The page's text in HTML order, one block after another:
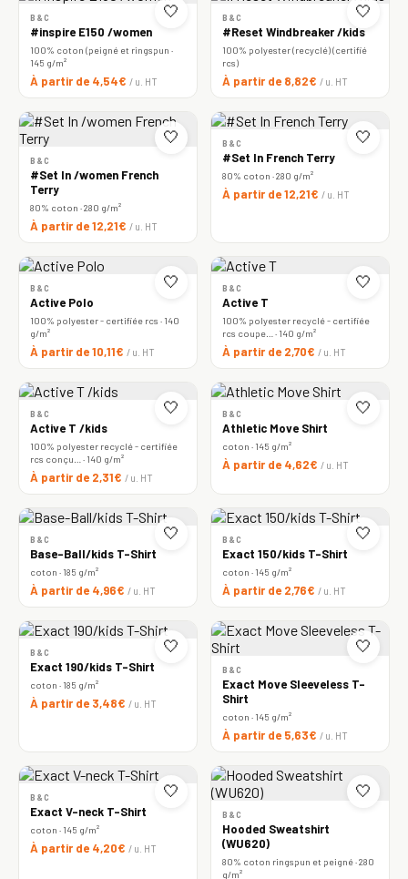
🤍
B&C
#inspire E150 /women
100% coton (peigné et ringspun ·
145 g/m²
À partir de 4,54€ / u. HT
🤍
B&C
#Reset Windbreaker /kids
100% polyester (recyclé) (certifié
rcs)
À partir de 8,82€ / u. HT
🤍
B&C
#Set In /women French
Terry
80% coton · 280 g/m²
À partir de 12,21€ / u. HT
🤍
B&C
#Set In French Terry
80% coton · 280 g/m²
À partir de 12,21€ / u. HT
🤍
B&C
Active Polo
100% polyester - certifiée rcs · 140
g/m²
À partir de 10,11€ / u. HT
🤍
B&C
Active T
100% polyester recyclé - certifiée
rcs coupe… · 140 g/m²
À partir de 2,70€ / u. HT
🤍
B&C
Active T /kids
100% polyester recyclé - certifiée
rcs conçu… · 140 g/m²
À partir de 2,31€ / u. HT
🤍
B&C
Athletic Move Shirt
coton · 145 g/m²
À partir de 4,62€ / u. HT
🤍
B&C
Base-Ball/kids T-Shirt
coton · 185 g/m²
À partir de 4,96€ / u. HT
🤍
B&C
Exact 150/kids T-Shirt
coton · 145 g/m²
À partir de 2,76€ / u. HT
🤍
B&C
Exact 190/kids T-Shirt
coton · 185 g/m²
À partir de 3,48€ / u. HT
🤍
B&C
Exact Move Sleeveless T-
Shirt
coton · 145 g/m²
À partir de 5,63€ / u. HT
🤍
B&C
Exact V-neck T-Shirt
coton · 145 g/m²
À partir de 4,20€ / u. HT
🤍
B&C
Hooded Sweatshirt
(WU620)
80% coton ringspun et peigné · 280
g/m²